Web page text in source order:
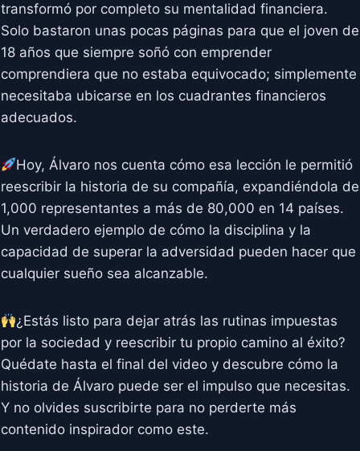
transformó por completo su mentalidad financiera.
Solo bastaron unas pocas páginas para que el joven de
18 años que siempre soñó con emprender
comprendiera que no estaba equivocado; simplemente
necesitaba ubicarse en los cuadrantes financieros
adecuados.
Hoy, Álvaro nos cuenta cómo esa lección le permitió
reescribir la historia de su compañía, expandiéndola de
1,000 representantes a más de 80,000 en 14 países.
Un verdadero ejemplo de cómo la disciplina y la
capacidad de superar la adversidad pueden hacer que
cualquier sueño sea alcanzable.
¿Estás listo para dejar atrás las rutinas impuestas
por la sociedad y reescribir tu propio camino al éxito?
Quédate hasta el final del video y descubre cómo la
historia de Álvaro puede ser el impulso que necesitas.
Y no olvides suscribirte para no perderte más
contenido inspirador como este.